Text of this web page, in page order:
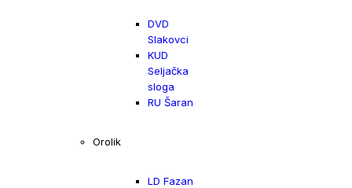
DVD
Slakovci
KUD
Seljačka
sloga
RU Šaran
Orolik
LD Fazan